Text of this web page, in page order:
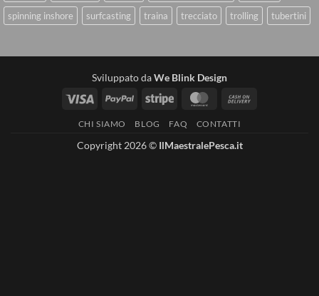
spinning inshore
surfcasting traina trecciato trolling tubertini
Sviluppato daWe Blink Design
Visa
PayPal Stripe MasterCard
CHI SIAMO BLOG FAQ CONTATTI
Copyright 2026 © IlMaestralePesca.it